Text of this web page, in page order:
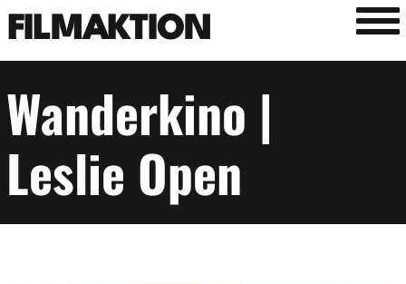
FILMAKTION
Wanderkino |
Leslie Open